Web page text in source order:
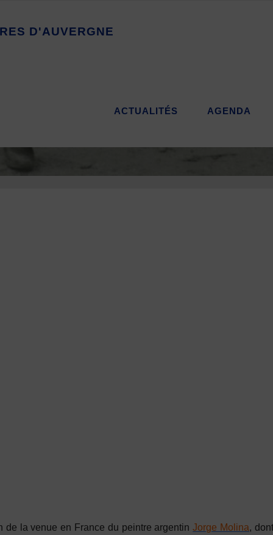
RES D'AUVERGNE
ACTUALITÉS AGENDA
de la venue en France du peintre argentinJorge Molina,